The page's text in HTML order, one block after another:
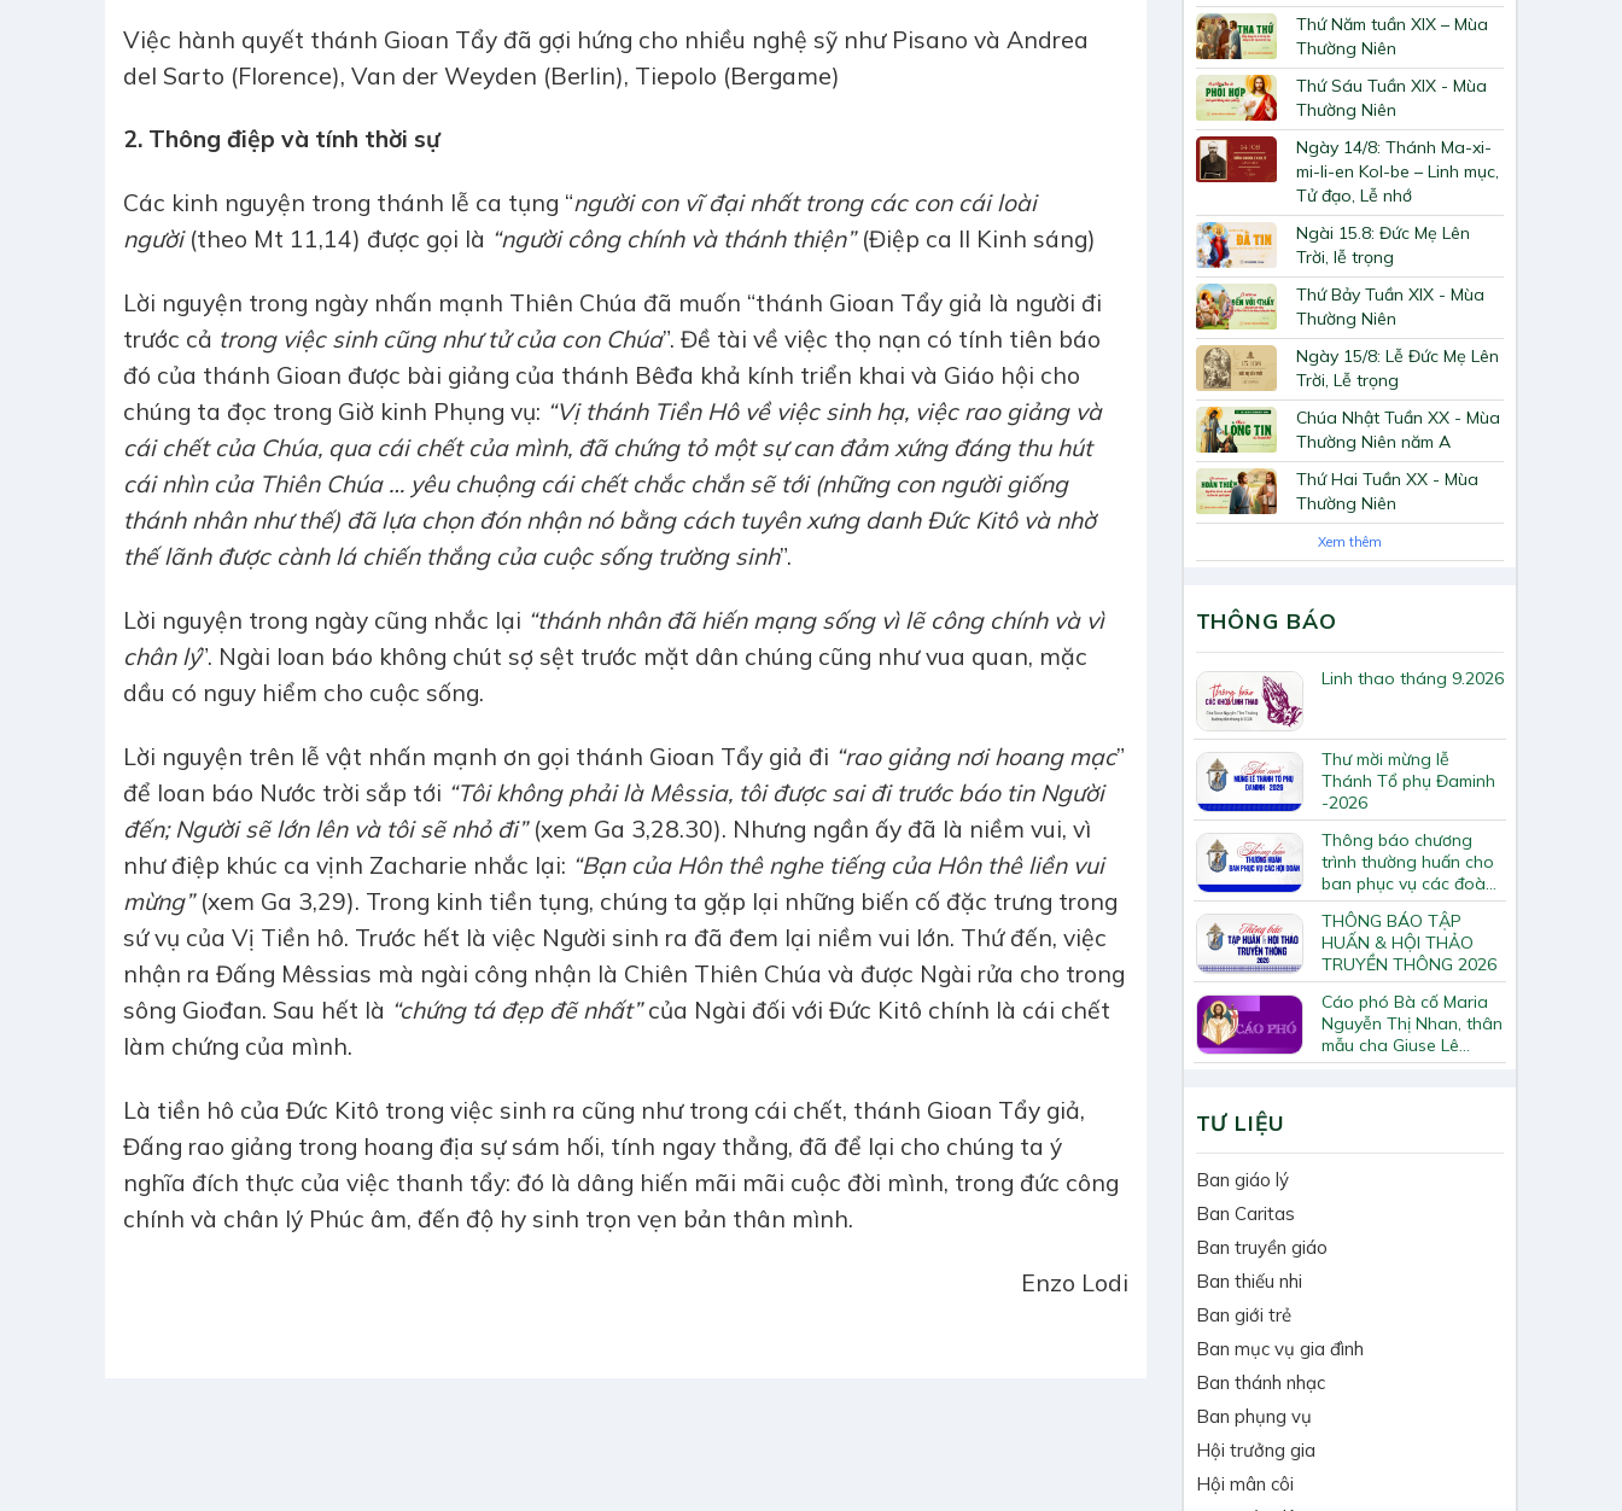
Việc hành quyết thánh Gioan Tẩy đã gợi hứng cho nhiều nghệ sỹ như Pisano và Andrea
del Sarto (Florence), Van der Weyden (Berlin), Tiepolo (Bergame)
2. Thông điệp và tính thời sự
Các kinh nguyện trong thánh lễ ca tụng “người con vĩ đại nhất trong các con cái loài
người(theo Mt 11,14) được gọi là “người công chính và thánh thiện”(Điệp ca II Kinh sáng)
Lời nguyện trong ngày nhấn mạnh Thiên Chúa đã muốn “thánh Gioan Tẩy giả là người đi
trước cả trong việc sinh cũng như tử của con Chúa”. Đề tài về việc thọ nạn có tính tiên báo
đó của thánh Gioan được bài giảng của thánh Bêđa khả kính triển khai và Giáo hội cho
chúng ta đọc trong Giờ kinh Phụng vụ: “Vị thánh Tiền Hô về việc sinh hạ, việc rao giảng và
cái chết của Chúa, qua cái chết của mình, đã chứng tỏ một sự can đảm xứng đáng thu hút
cái nhìn của Thiên Chúa … yêu chuộng cái chết chắc chắn sẽ tới (những con người giống
thánh nhân như thế) đã lựa chọn đón nhận nó bằng cách tuyên xưng danh Đức Kitô và nhờ
thế lãnh được cành lá chiến thắng của cuộc sống trường sinh”.
Lời nguyện trong ngày cũng nhắc lại “thánh nhân đã hiến mạng sống vì lẽ công chính và vì
chân lý”. Ngài loan báo không chút sợ sệt trước mặt dân chúng cũng như vua quan, mặc
dầu có nguy hiểm cho cuộc sống.
Lời nguyện trên lễ vật nhấn mạnh ơn gọi thánh Gioan Tẩy giả đi “rao giảng nơi hoang mạc”
để loan báo Nước trời sắp tới “Tôi không phải là Mêssia, tôi được sai đi trước báo tin Người
đến; Người sẽ lớn lên và tôi sẽ nhỏ đi”(xem Ga 3,28.30). Nhưng ngần ấy đã là niềm vui, vì
như điệp khúc ca vịnh Zacharie nhắc lại: “Bạn của Hôn thê nghe tiếng của Hôn thê liền vui
mừng”(xem Ga 3,29). Trong kinh tiền tụng, chúng ta gặp lại những biến cố đặc trưng trong
sứ vụ của Vị Tiền hô. Trước hết là việc Người sinh ra đã đem lại niềm vui lớn. Thứ đến, việc
nhận ra Đấng Mêssias mà ngài công nhận là Chiên Thiên Chúa và được Ngài rửa cho trong
sông Giođan. Sau hết là “chứng tá đẹp đẽ nhất”của Ngài đối với Đức Kitô chính là cái chết
làm chứng của mình.
Là tiền hô của Đức Kitô trong việc sinh ra cũng như trong cái chết, thánh Gioan Tẩy giả,
Đấng rao giảng trong hoang địa sự sám hối, tính ngay thẳng, đã để lại cho chúng ta ý
nghĩa đích thực của việc thanh tẩy: đó là dâng hiến mãi mãi cuộc đời mình, trong đức công
chính và chân lý Phúc âm, đến độ hy sinh trọn vẹn bản thân mình.
Enzo Lodi
Thứ Năm tuần XIX – Mùa
Thường Niên
Thứ Sáu Tuần XIX - Mùa
Thường Niên
Ngày 14/8: Thánh Ma-xi-
mi-li-en Kol-be – Linh mục,
Tử đạo, Lễ nhớ
Ngài 15.8: Đức Mẹ Lên
Trời, lễ trọng
Thứ Bảy Tuần XIX - Mùa
Thường Niên
Ngày 15/8: Lễ Đức Mẹ Lên
Trời, Lễ trọng
Chúa Nhật Tuần XX - Mùa
Thường Niên năm A
Thứ Hai Tuần XX - Mùa
Thường Niên
Xem thêm
THÔNG BÁO
Linh thao tháng 9.2026
Thư mời mừng lễ
Thánh Tổ phụ Đaminh
-2026
Thông báo chương
trình thường huấn cho
ban phục vụ các đoàn
hội Tông huấn về loan
báo Tin Mừng
THÔNG BÁO TẬP
HUẤN & HỘI THẢO
TRUYỀN THÔNG 2026
Cáo phó Bà cố Maria
Nguyễn Thị Nhan, thân
mẫu cha Giuse Lê
Quốc Chinh
TƯ LIỆU
Ban giáo lý
Ban Caritas
Ban truyền giáo
Ban thiếu nhi
Ban giới trẻ
Ban mục vụ gia đình
Ban thánh nhạc
Ban phụng vụ
Hội trưởng gia
Hội mân côi